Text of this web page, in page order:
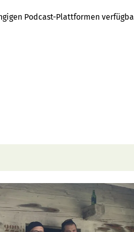
Podcast-Plattformen